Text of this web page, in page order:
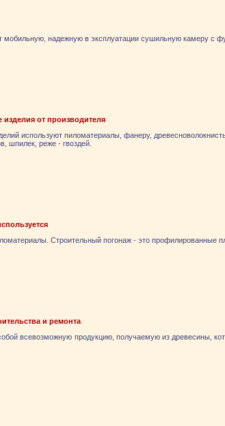
надежную в эксплуатации сушильную камеру с
от производителя
используют пиломатериалы, фанеру,
шпилек, реже - гвоздей.
Строительный погонаж - это профилированные
и ремонта
всевозможную продукцию, получаемую из древесины,